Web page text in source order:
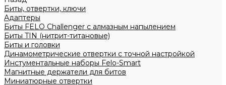
Биты, отвертки, ключи
Адаптеры
Биты FELO Challenger с алмазным напылением
Биты TIN (нитрит-титановые)
Биты и головки
Динамометрические отвертки с точной настройкой
Инстументальные наборы Felo-Smart
Магнитные держатели для битов
Миниатюрные отвертки